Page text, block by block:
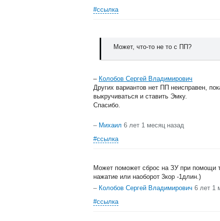
#ссылка
Может, что-то не то с ПП?
– Колобов Сергей Владимирович
Других вариантов нет ПП неисправен,
выкручиваться и ставить Эмку.
Спасибо.
– Михаил 6 лет 1 месяц назад
#ссылка
Может поможет сброс на ЗУ при помощи
нажатие или наоборот 3кор -1длин.)
– Колобов Сергей Владимирович 6 лет 1
#ссылка